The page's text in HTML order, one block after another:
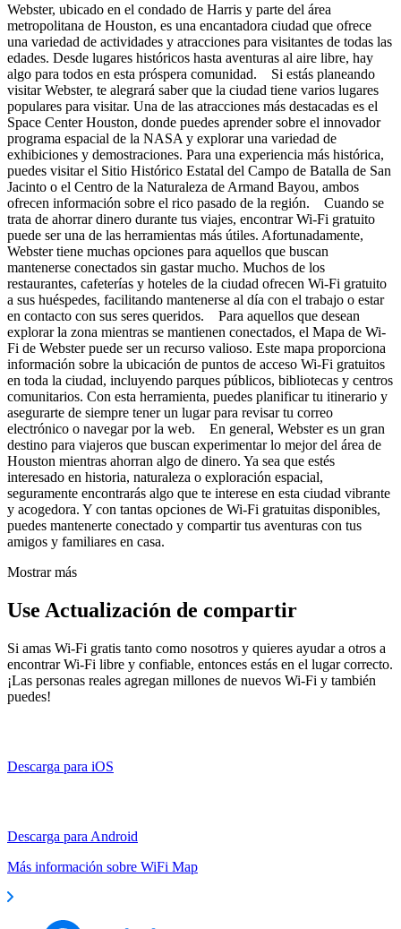
Webster, ubicado en el condado de Harris y parte del área
metropolitana de Houston, es una encantadora ciudad que ofrece
una variedad de actividades y atracciones para visitantes de todas las
edades. Desde lugares históricos hasta aventuras al aire libre, hay
algo para todos en esta próspera comunidad. Si estás planeando
visitar Webster, te alegrará saber que la ciudad tiene varios lugares
populares para visitar. Una de las atracciones más destacadas es el
Space Center Houston, donde puedes aprender sobre el innovador
programa espacial de la NASA y explorar una variedad de
exhibiciones y demostraciones. Para una experiencia más histórica,
puedes visitar el Sitio Histórico Estatal del Campo de Batalla de San
Jacinto o el Centro de la Naturaleza de Armand Bayou, ambos
ofrecen información sobre el rico pasado de la región. Cuando se
trata de ahorrar dinero durante tus viajes, encontrar Wi-Fi gratuito
puede ser una de las herramientas más útiles. Afortunadamente,
Webster tiene muchas opciones para aquellos que buscan
mantenerse conectados sin gastar mucho. Muchos de los
restaurantes, cafeterías y hoteles de la ciudad ofrecen Wi-Fi gratuito
a sus huéspedes, facilitando mantenerse al día con el trabajo o estar
en contacto con sus seres queridos. Para aquellos que desean
explorar la zona mientras se mantienen conectados, el Mapa de Wi-
Fi de Webster puede ser un recurso valioso. Este mapa proporciona
información sobre la ubicación de puntos de acceso Wi-Fi gratuitos
en toda la ciudad, incluyendo parques públicos, bibliotecas y centros
comunitarios. Con esta herramienta, puedes planificar tu itinerario y
asegurarte de siempre tener un lugar para revisar tu correo
electrónico o navegar por la web. En general, Webster es un gran
destino para viajeros que buscan experimentar lo mejor del área de
Houston mientras ahorran algo de dinero. Ya sea que estés
interesado en historia, naturaleza o exploración espacial,
seguramente encontrarás algo que te interese en esta ciudad vibrante
y acogedora. Y con tantas opciones de Wi-Fi gratuitas disponibles,
puedes mantenerte conectado y compartir tus aventuras con tus
amigos y familiares en casa.
Mostrar más
Use Actualización de compartir
Si amas Wi-Fi gratis tanto como nosotros y quieres ayudar a otros a
encontrar Wi-Fi libre y confiable, entonces estás en el lugar correcto.
¡Las personas reales agregan millones de nuevos Wi-Fi y también
puedes!
Descarga para iOS
Descarga para Android
Más información sobre WiFi Map